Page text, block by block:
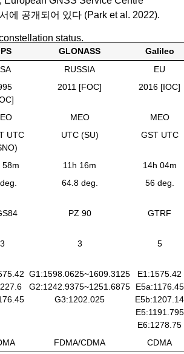
에 공개되어 있다 (Park et al. 2022).
status.
GLONASS
Galileo
RUSSIA
EU
2011 [FOC] 2016 [IOC]
MEO
MEO
UTC
UTC (SU) GST UTC
58m 11h 16m
14h 04m
64.8 deg. 56 deg.
PZ 90 GTRF
3 3 5
G1:1598.0625~1609.3125
G2:1242.9375~1251.6875
G3:1202.025
E1:1575.42
E5a:1176.45
E5b:1207.14
E5:1191.795
E6:1278.75
FDMA/CDMA CDMA